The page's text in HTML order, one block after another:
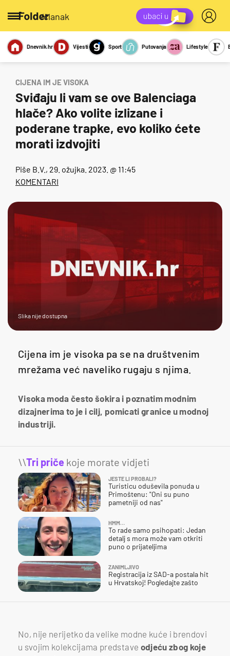
/članak
Miks Kviz
Report
Sexy
Dnevnik.hr Vijesti Sport Putovanja Lifestyle
CIJENA IM JE VISOKA
Sviđaju li vam se ove Balenciaga
hlače? Ako volite izlizane i
poderane trapke, evo koliko ćete
morati izdvojiti
Piše B.V. , 29. ožujka. 2023. @ 11:45
KOMENTARI
Slika nije dostupna
Cijena im je visoka pa se na društvenim
mrežama već naveliko rugaju s njima.
Visoka moda često šokira i poznatim modnim
dizajnerima to je i cilj, pomicati granice u modnoj
industriji.
\\Tri priče koje morate vidjeti
JESTE LI PROBALI?
Turisticu oduševila ponuda u
Primoštenu: "Oni su puno
pametniji od nas"
HMM…
To rade samo psihopati: Jedan
detalj s mora može vam otkriti
puno o prijateljima
ZANIMLJIVO
Registracija iz SAD-a postala hit
u Hrvatskoj! Pogledajte zašto
No, nije nerijetko da velike modne kuće i brendovi
u svojim kolekcijama predstave odjeću zbog koje